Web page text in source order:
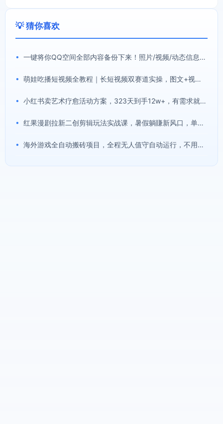
💡 猜你喜欢
• 一键将你QQ空间全部内容备份下来！照片/视频/动态信息全存本地，Github最新开源项目QzoneArchive
• 萌娃吃播短视频全教程｜长短视频双赛道实操，图文+视频零基础保姆式教学，伙伴计划-收徒-商单等多种变现方式
• 小红书卖艺术疗愈活动方案，323天到手12w+，有需求就有市场
• 红果漫剧拉新二创剪辑玩法实战课，暑假躺賺新风口，单个新用户佣金7米，日入4位数(更新0808)
• 海外游戏全自动搬砖项目，全程无人值守自动运行，不用熬夜盯盘，轻松实现日入1k【揭秘】